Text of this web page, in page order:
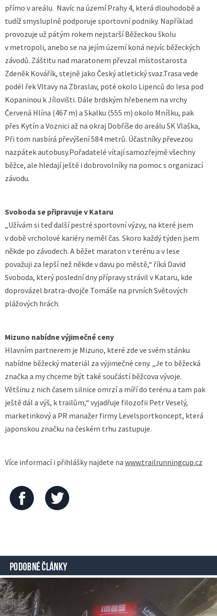
přímo v areálu. Navíc na území Prahy 4, která dlouhodobě a
tudíž smysluplně podporuje sportovní podniky. Například
provozuje už pátým rokem nejstarší Běžeckou školu
v metropoli, anebo se na jejím území koná nejvíc běžeckých
závodů. Záštitu nad maratonem převzal místostarosta
Zdeněk Kovářík, stejně jako Český atletický svaz.Trasa vede
podél řek Vltavy na Zbraslav, poté okolo Lipenců do lesa pod
Kopaninou k Jílovišti. Dále brdským hřebenem na vrchy
Červená Hlína (467 m) a Skalku (555 m) okolo Mníšku, pak
přes Kytín a Voznici až na okraj Dobříše do areálu SK Vlaška,
Při tom nasbírá převýšení 584 metrů. Účastníky převezou
nazpátek autobusy.Pořadatelé vítají samozřejmě všechny
běžce, ale hledají ještě i dobrovolníky na pomoc s organizací
závodu.
Svoboda se připravuje v Kataru
„Užívám si teď další pestré sportovní výzvy, na které jsem
v době vrcholové kariéry neměl čas. Skoro každý týden jsem
někde po závodech. A běžet maraton v terénu a v lese
považuji za lepší než někde v davu po městě,“ říká David
Svoboda, který poslední dny přípravy strávil v Kataru, kde
doprovázel bratra-dvojče Tomáše na prvních Světových
plážových hrách.
Mizuno nabídne výjimečné ceny
Hlavním partnerem je Mizuno, které zde ve svém stánku
nabídne běžecký materiál za výjimečné ceny. „Je to běžecká
značka a my chceme být také součástí běžcova vývoje.
Většinu z nich časem silnice omrzí a míří do terénu a tam pak
ještě dál a výš, k trailům,“ vyjadřuje filozofii Petr Veselý,
marketinkový a PR manažer firmy Levelsportkoncept, která
japonskou značku na českém trhu zastupuje.
Více informací i přihlášky najdete na www.trailrunningcup.cz
PODOBNÉ ČLÁNKY